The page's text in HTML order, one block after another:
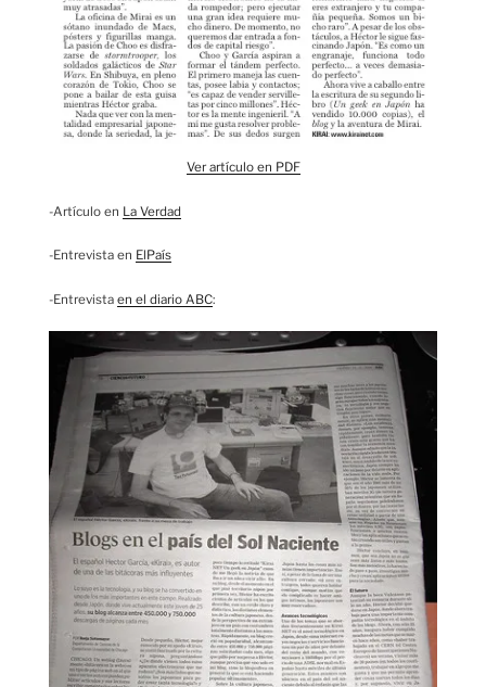
Ver artículo en PDF
-Artículo en La Verdad
-Entrevista en ElPaís
-Entrevista en el diario ABC: